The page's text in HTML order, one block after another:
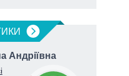
Андріївна